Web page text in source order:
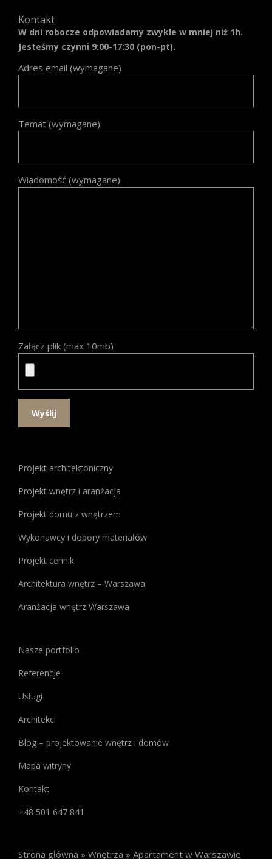
Kontakt
W dni robocze odpowiadamy zwykle w mniej niż 1h.
Jesteśmy czynni 9:00-17:30 (pon-pt).
Adres email (wymagane)
Temat (wymagane)
Wiadomość (wymagane)
Załącz plik (max 10mb)
idealnego
miejsca
gry,
warto
zwrócić
uwagę
Kasyno
Najlepsze
szeroką
informacji
na
najlepszych
online.
Jeśli
Cię
bonusy
znajdziesz
Projekt architektoniczny
Projekt wnętrz i aranżacja
Projekt domu z wnętrzem
Wykonawcy i dobory materiałów
Projekt cennik
Architektura wnętrz – Warszawa
Aranżacja wnętrz Warszawa
Nasze portfolio
Referencje
Usługi
Architekci
Blog – projektowanie wnętrz i domów
Mapa witryny
Kontakt
+48 501 647 841
Strona główna » Wnętrza » Apartament w Warszawie